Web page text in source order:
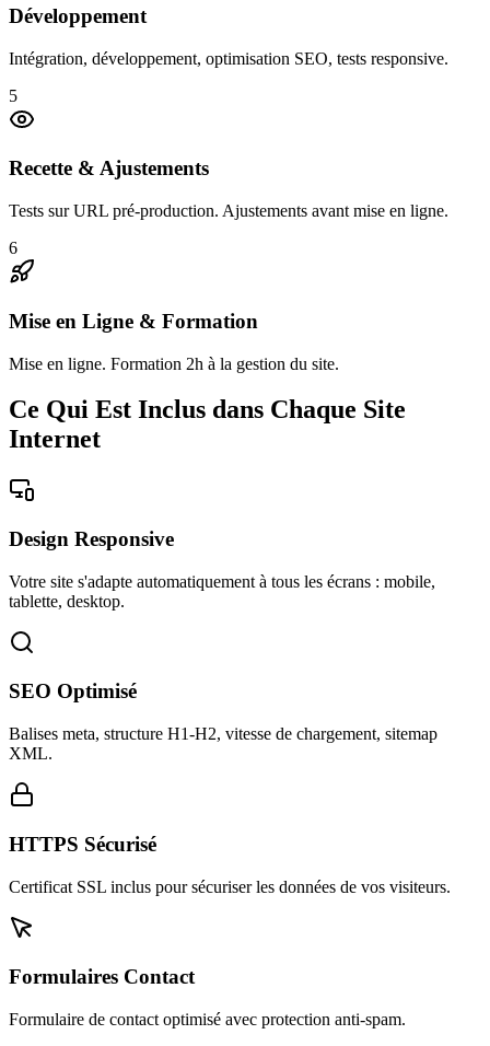
Développement
Intégration, développement, optimisation SEO, tests responsive.
5
Recette & Ajustements
Tests sur URL pré-production. Ajustements avant mise en ligne.
6
Mise en Ligne & Formation
Mise en ligne. Formation 2h à la gestion du site.
Ce Qui Est Inclus dans Chaque Site
Internet
Design Responsive
Votre site s'adapte automatiquement à tous les écrans : mobile,
tablette, desktop.
SEO Optimisé
Balises meta, structure H1-H2, vitesse de chargement, sitemap
XML.
HTTPS Sécurisé
Certificat SSL inclus pour sécuriser les données de vos visiteurs.
Formulaires Contact
Formulaire de contact optimisé avec protection anti-spam.